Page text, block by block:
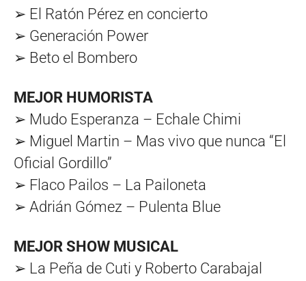
➢ El Ratón Pérez en concierto
➢ Generación Power
➢ Beto el Bombero
MEJOR HUMORISTA
➢ Mudo Esperanza – Echale Chimi
➢ Miguel Martin – Mas vivo que nunca “El
Oficial Gordillo”
➢ Flaco Pailos – La Pailoneta
➢ Adrián Gómez – Pulenta Blue
MEJOR SHOW MUSICAL
➢ La Peña de Cuti y Roberto Carabajal